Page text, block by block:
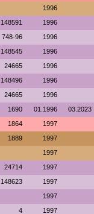
1996
148591 1996
748-96 1996
148545 1996
24665 1996
148496 1996
24665 1996
1690 01.1996 03.2023
1864 1997
1889 1997
1997
24714 1997
148623 1997
1997
4 1997